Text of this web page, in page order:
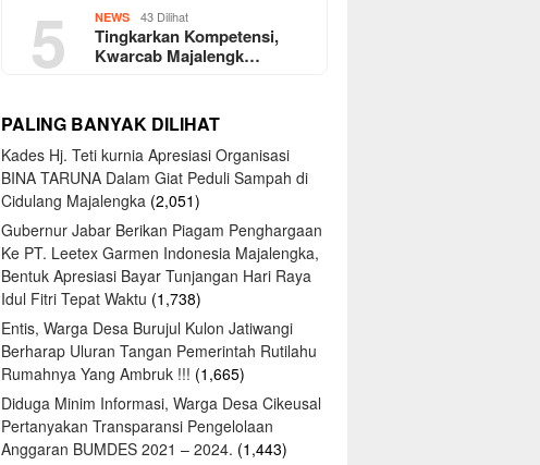
5 NEWS 43 Dilihat
Tingkarkan Kompetensi,
Kwarcab Majalengk…
PALING BANYAK DILIHAT
Kades Hj. Teti kurnia Apresiasi Organisasi
BINA TARUNA Dalam Giat Peduli Sampah di
Cidulang Majalengka (2,051)
Gubernur Jabar Berikan Piagam Penghargaan
Ke PT. Leetex Garmen Indonesia Majalengka,
Bentuk Apresiasi Bayar Tunjangan Hari Raya
Idul Fitri Tepat Waktu (1,738)
Entis, Warga Desa Burujul Kulon Jatiwangi
Berharap Uluran Tangan Pemerintah Rutilahu
Rumahnya Yang Ambruk !!! (1,665)
Diduga Minim Informasi, Warga Desa Cikeusal
Pertanyakan Transparansi Pengelolaan
Anggaran BUMDES 2021 – 2024. (1,443)